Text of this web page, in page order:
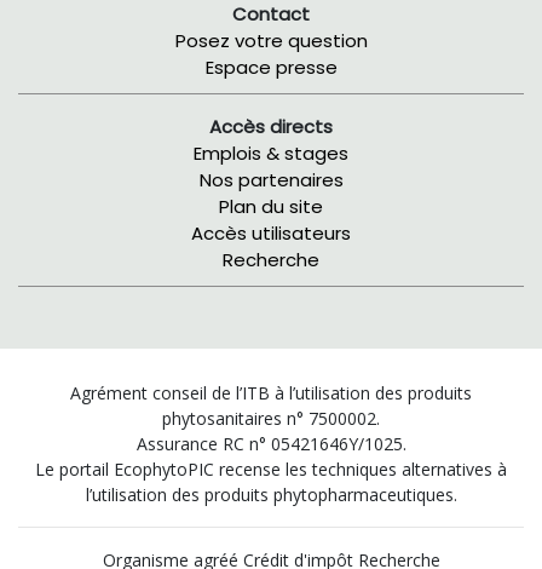
Contact
Posez votre question
Espace presse
Accès directs
Emplois & stages
Nos partenaires
Plan du site
Accès utilisateurs
Recherche
Agrément conseil de l’ITB à l’utilisation des produits
phytosanitaires n° 7500002.
Assurance RC n° 05421646Y/1025.
Le portail EcophytoPIC recense les techniques alternatives à
l’utilisation des produits phytopharmaceutiques.
Organisme agréé Crédit d'impôt Recherche